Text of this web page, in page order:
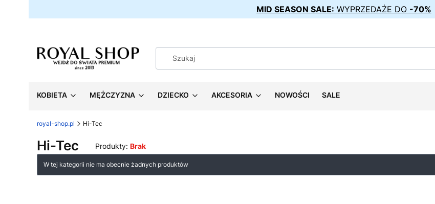
MID SEASON SALE: WYPRZEDAŻE DO -70%
KOBIETA MĘŻCZYZNA DZIECKO AKCESORIA NOWOŚCI SALE
royal-shop.pl Hi-Tec
Hi-Tec Produkty: Brak
Lista produktów
W tej kategorii nie ma obecnie żadnych produktów